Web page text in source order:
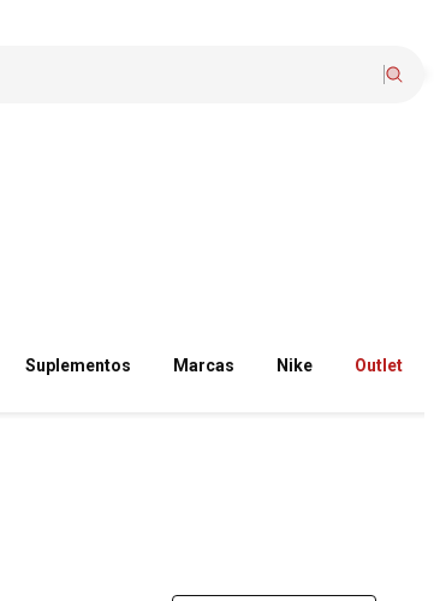
Suplementos Marcas Nike Outlet